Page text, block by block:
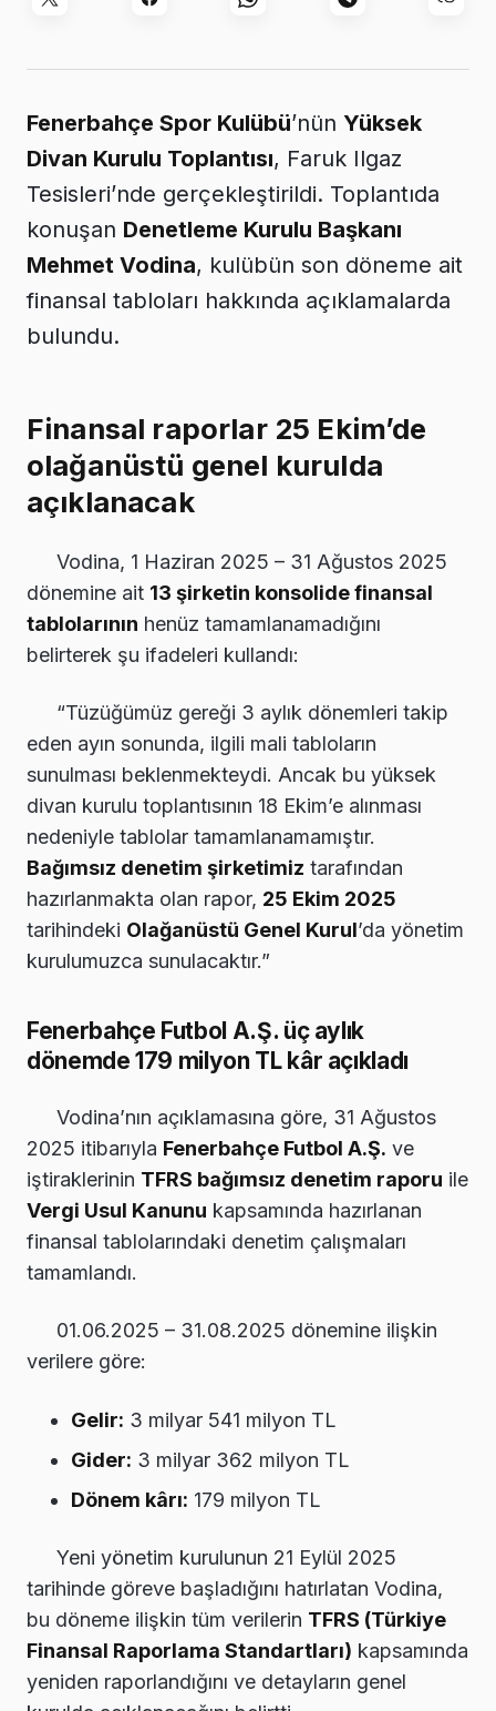
Fenerbahçe Spor Kulübü’nün Yüksek
Divan Kurulu Toplantısı, Faruk Ilgaz
Tesisleri’nde gerçekleştirildi. Toplantıda
konuşan Denetleme Kurulu Başkanı
Mehmet Vodina, kulübün son döneme ait
finansal tabloları hakkında açıklamalarda
bulundu.
Finansal raporlar 25 Ekim’de
olağanüstü genel kurulda
açıklanacak
Vodina, 1 Haziran 2025 – 31 Ağustos 2025
dönemine ait 13 şirketin konsolide finansal
tablolarının henüz tamamlanamadığını
belirterek şu ifadeleri kullandı:
“Tüzüğümüz gereği 3 aylık dönemleri takip
eden ayın sonunda, ilgili mali tabloların
sunulması beklenmekteydi. Ancak bu yüksek
divan kurulu toplantısının 18 Ekim’e alınması
nedeniyle tablolar tamamlanamamıştır.
Bağımsız denetim şirketimiz tarafından
hazırlanmakta olan rapor, 25 Ekim 2025
tarihindeki Olağanüstü Genel Kurul’da yönetim
kurulumuzca sunulacaktır.”
Fenerbahçe Futbol A.Ş. üç aylık
dönemde 179 milyon TL kâr açıkladı
Vodina’nın açıklamasına göre, 31 Ağustos
2025 itibarıyla Fenerbahçe Futbol A.Ş. ve
iştiraklerinin TFRS bağımsız denetim raporu ile
Vergi Usul Kanunu kapsamında hazırlanan
finansal tablolarındaki denetim çalışmaları
tamamlandı.
01.06.2025 – 31.08.2025 dönemine ilişkin
verilere göre:
Gelir: 3 milyar 541 milyon TL
Gider: 3 milyar 362 milyon TL
Dönem kârı: 179 milyon TL
Yeni yönetim kurulunun 21 Eylül 2025
tarihinde göreve başladığını hatırlatan Vodina,
bu döneme ilişkin tüm verilerin TFRS (Türkiye
Finansal Raporlama Standartları) kapsamında
yeniden raporlandığını ve detayların genel